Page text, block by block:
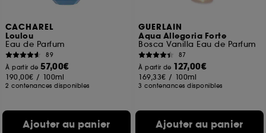
CACHAREL
Loulou
Eau de Parfum
89
À partir de57,00€
190,00€ / 100ml
2 contenances disponibles
Ajouter au panier
GUERLAIN
Aqua Allegoria Forte
Bosca Vanilla Eau de Parfum
87
À partir de 127,00€
169,33€ / 100ml
3 contenances disponibles
Ajouter au panier